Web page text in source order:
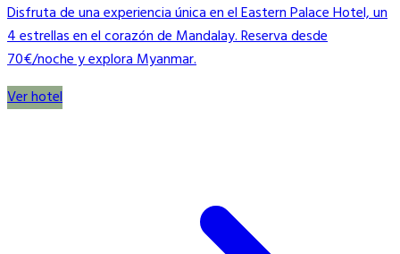
Disfruta de una experiencia única en el Eastern Palace Hotel, un
4 estrellas en el corazón de Mandalay. Reserva desde
70€/noche y explora Myanmar.
Ver hotel